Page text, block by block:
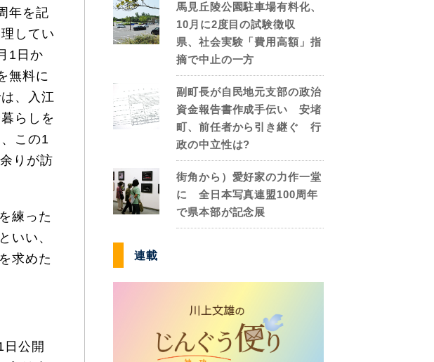
年を記
してい
1日か
無料に
、入江
らしを
この1
りが訪
練った
いい、
求めた
公開
馬見丘陵公園駐車場有料化、
10月に2度目の試験徴収
県、社会実験「費用高額」指
摘で中止の一方
副町長が自民地元支部の政治
資金報告書作成手伝い 安堵
町、前任者から引き継ぐ 行
政の中立性は?
街角から）愛好家の力作一堂
に 全日本写真連盟100周年
で県本部が記念展
連載